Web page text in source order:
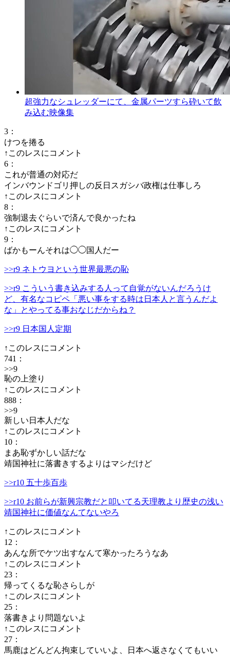
超強力なシュレッダーにて、金属パーツすら砕いて飲
み込む映像集
3 ：
けつを捲る
↑このレスにコメント
6 ：
これが普通の対応だ
インバウンドゴリ押しの反日スガシバ政権は仕事しろ
↑このレスにコメント
8 ：
強制退去ぐらいで済んで良かったね
↑このレスにコメント
9 ：
ばかもーんそれは◯◯国人だー
>>r9 ネトウヨという世界最悪の恥
>>r9 こういう書き込みする人って自覚がないんだろうけ
ど、有名なコピペ「悪い事をする時は日本人と言うんだよ
な」とやってる事おなじだからね？
>>r9 日本国人定期
↑このレスにコメント
741 ：
>>9
恥の上塗り
↑このレスにコメント
888 ：
>>9
新しい日本人だな
↑このレスにコメント
10 ：
まあ恥ずかしい話だな
靖国神社に落書きするよりはマシだけど
>>r10 五十歩百歩
>>r10 お前らが新興宗教だと叩いてる天理教より歴史の浅い
靖国神社に価値なんてないやろ
↑このレスにコメント
12 ：
あんな所でケツ出すなんて寒かったろうなあ
↑このレスにコメント
23 ：
帰ってくるな恥さらしが
↑このレスにコメント
25 ：
落書きより問題ないよ
↑このレスにコメント
27 ：
馬鹿はどんどん拘束していいよ、日本へ返さなくてもいい